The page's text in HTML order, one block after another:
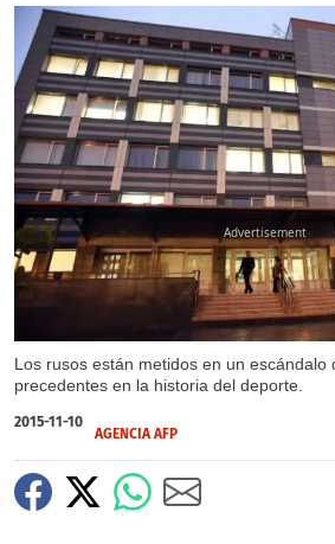
Los rusos están metidos en un escándalo
precedentes en la historia del deporte.
2015-11-10
AGENCIA AFP